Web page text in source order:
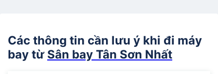
Các thông tin cần lưu ý khi đi máy
bay từ Sân bay Tân Sơn Nhất